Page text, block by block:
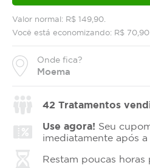
Valor normal: R$ 149,90.
Você está economizando: R$ 70,90
Onde fica?
Moema
42 Tratamentos
Use agora! Seu
imediatamente após a
Restam poucas horas